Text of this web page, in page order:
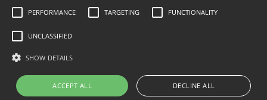
PERFORMANCE TARGETING FUNCTIONALITY
UNCLASSIFIED
SHOW DETAILS
ACCEPT ALL DECLINE ALL